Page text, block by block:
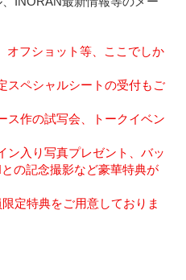
オフショット等、ここでしか
スペシャルシートの受付もご
ス作の試写会、トークイベン
ン入り写真プレゼント、バッ
の記念撮影など豪華特典が
定特典をご用意しておりま